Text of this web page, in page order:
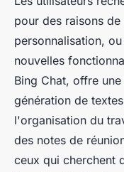
pour des raisons
personnalisation,
nouvelles
Bing Chat, offre
génération de
l'organisation du
des notes de
ceux qui cherchent